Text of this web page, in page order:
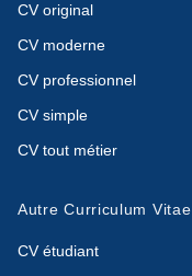
CV original
CV moderne
CV professionnel
CV simple
CV tout métier
Autre Curriculum Vitae
CV étudiant